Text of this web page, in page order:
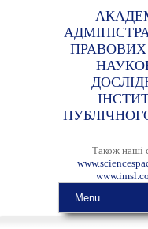
Також наші
Menu...